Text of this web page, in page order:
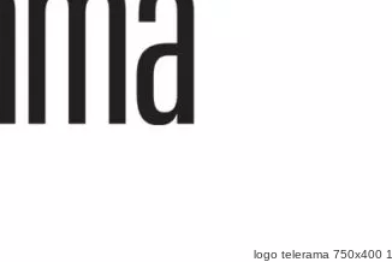
logo telerama 750x400 1